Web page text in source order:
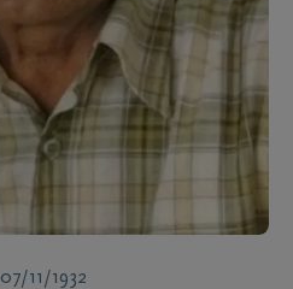
07/11/1932